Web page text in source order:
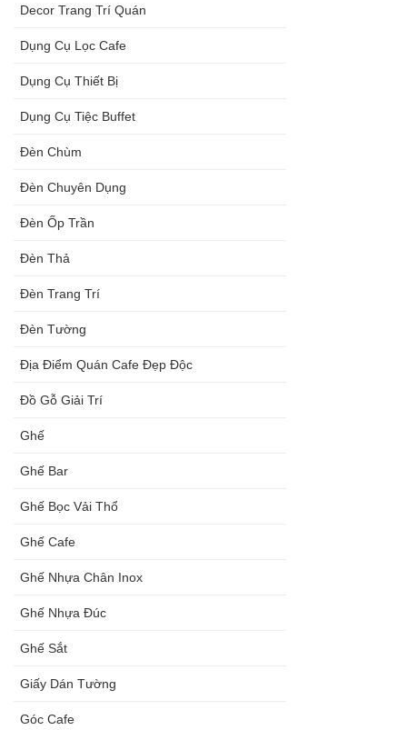
Decor Trang Trí Quán
Dụng Cụ Lọc Cafe
Dụng Cụ Thiết Bị
Dụng Cụ Tiệc Buffet
Đèn Chùm
Đèn Chuyên Dụng
Đèn Ốp Trần
Đèn Thả
Đèn Trang Trí
Đèn Tường
Địa Điểm Quán Cafe Đẹp Độc
Đồ Gỗ Giải Trí
Ghế
Ghế Bar
Ghế Bọc Vải Thổ
Ghế Cafe
Ghế Nhựa Chân Inox
Ghế Nhựa Đúc
Ghế Sắt
Giấy Dán Tường
Góc Cafe